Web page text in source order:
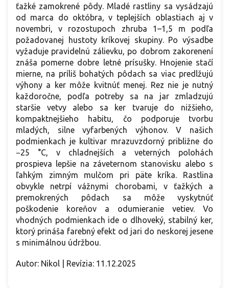
ťažké zamokrené pôdy. Mladé rastliny sa vysádzajú
od marca do októbra, v teplejších oblastiach aj v
novembri, v rozostupoch zhruba 1–1,5 m podľa
požadovanej hustoty kríkovej skupiny. Po výsadbe
vyžaduje pravidelnú zálievku, po dobrom zakorenení
znáša pomerne dobre letné prísušky. Hnojenie stačí
mierne, na príliš bohatých pôdach sa viac predlžujú
výhony a ker môže kvitnúť menej. Rez nie je nutný
každoročne, podľa potreby sa na jar zmladzujú
staršie vetvy alebo sa ker tvaruje do nižšieho,
kompaktnejšieho habitu, čo podporuje tvorbu
mladých, silne vyfarbených výhonov. V našich
podmienkach je kultivar mrazuvzdorný približne do
−25 °C, v chladnejších a veterných polohách
prospieva lepšie na záveternom stanovisku alebo s
ľahkým zimným mulčom pri päte kríka. Rastlina
obvykle netrpí vážnymi chorobami, v ťažkých a
premokrených pôdach sa môže vyskytnúť
poškodenie koreňov a odumieranie vetiev. Vo
vhodných podmienkach ide o dlhoveký, stabilný ker,
ktorý prináša farebný efekt od jari do neskorej jesene
s minimálnou údržbou.
Autor: Nikol | Revízia: 11.12.2025